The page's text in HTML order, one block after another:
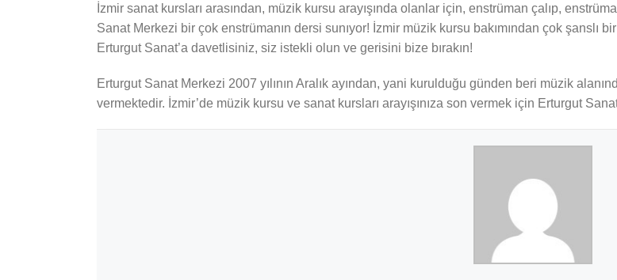
İzmir sanat kursları arasından, müzik kursu arayışında olanlar için, enstrüman çalıp,
Sanat Merkezi bir çok enstrümanın dersi sunıyor! İzmir müzik kursu bakımından çok şanslı
Erturgut Sanat’a davetlisiniz, siz istekli olun ve gerisini bize bırakın!
Erturgut Sanat Merkezi 2007 yılının Aralık ayından, yani kurulduğu günden beri müzik
vermektedir. İzmir’de müzik kursu ve sanat kursları arayışınıza son vermek için Erturgut